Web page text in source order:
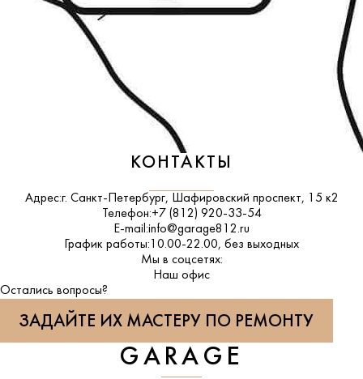
КОНТАКТЫ
Адрес:г. Санкт-Петербург, Шафировский проспект, 15 к2
Телефон:+7 (812) 920-33-54
E-mail:info@garage812.ru
График работы: 10.00-22.00, без выходных
Мы в соцсетях:
ВКонтакте
Наш офис
Остались вопросы?
ЗАДАЙТЕ ИХ МАСТЕРУ ПО РЕМОНТУ
GARAGE